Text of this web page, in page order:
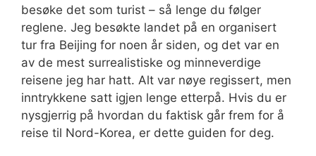
besøke det som turist – så lenge du følger
reglene. Jeg besøkte landet på en organisert
tur fra Beijing for noen år siden, og det var en
av de mest surrealistiske og minneverdige
reisene jeg har hatt. Alt var nøye regissert, men
inntrykkene satt igjen lenge etterpå. Hvis du er
nysgjerrig på hvordan du faktisk går frem for å
reise til Nord-Korea, er dette guiden for deg.